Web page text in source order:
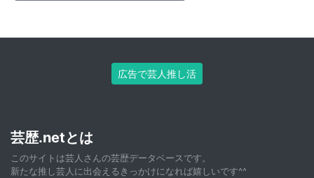
広告で芸人推し活
芸歴.netとは
このサイトは芸人さんの芸歴データベースです。
新たな推し芸人に出会えるきっかけになれば嬉しいです^^